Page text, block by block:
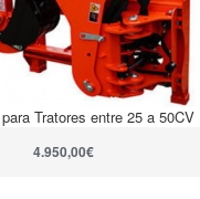
Tratores entre 25 a 50CV
4.950,00€